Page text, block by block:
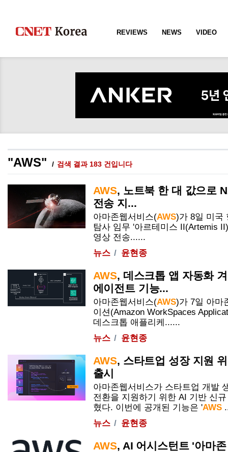
REVIEWS NEWS VIDEO
"AWS" 검색 결과 183 건입니다
AWS, 노트북 한 대 값으로
전송 지...
아마존웹서비스(AWS)가 8일 미국
탐사 임무 '아르테미스 II(Artemis
영상 전송......
뉴스
윤현종
AWS, 데스크톱 앱 자동화
에이전트 기능...
아마존웹서비스(AWS)가 7일 아마
이션(Amazon WorkSpaces
데스크톱 애플리케......
뉴스
윤현종
AWS, 스타트업 성장 지원
출시
아마존웹서비스가 스타트업 개발
전환을 지원하기 위한 AI 기반 신
혔다. 이번에 공개된 기능은 'AWS
뉴스
윤현종
AWS, AI 어시스턴트 '아마